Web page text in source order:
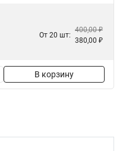
От 20 шт:
400,00 ₽
380,00 ₽
В корзину